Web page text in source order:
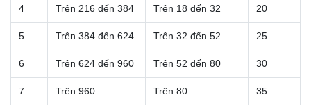
4 Trên 216 đến 384 Trên 18 đến 32 20
5 Trên 384 đến 624 Trên 32 đến 52 25
6 Trên 624 đến 960 Trên 52 đến 80 30
7 Trên 960 Trên 80 35